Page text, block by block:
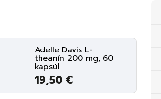
Adelle Davis L-
theanín 200 mg, 60
kapsúl
19,50 €